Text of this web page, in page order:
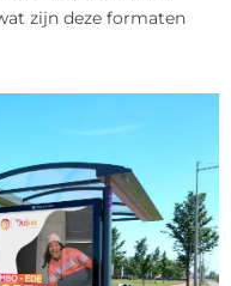
zijn deze formaten